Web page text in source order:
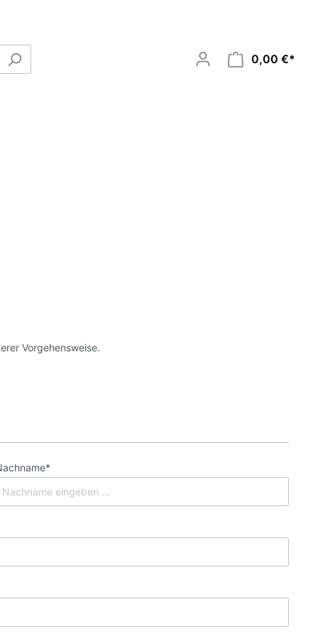
0,00 €*
Vorgehensweise.